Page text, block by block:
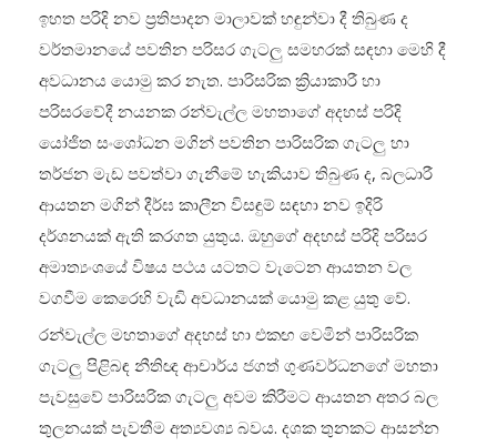
ඉහත පරිදි නව ප්‍රතිපාදන මාලාවක් හඳුන්වා දී තිබුණ ද
වර්තමානයේ පවතින පරිසර ගැටලු සමහරක් සඳහා මෙහි දී
අවධානය යොමු කර නැත. පාරිසරික ක්‍රියාකාරී හා
පරිසරවේදී නයනක රන්වැල්ල මහතාගේ අදහස් පරිදි
යෝජිත සංශෝධන මගින් පවතින පාරිසරික ගැටලු හා
තර්ජන මැඩ පවත්වා ගැනීමේ හැකියාව තිබුණ ද, බලධාරී
ආයතන මගින් දීර්ඝ කාලීන විසඳුම් සඳහා නව ඉදිරි
දර්ශනයක් ඇති කරගත යුතුය. ඔහුගේ අදහස් පරිදි පරිසර
අමාත්‍යංශයේ විෂය පථය යටතට වැටෙන ආයතන වල
වගවීම කෙරෙහි වැඩි අවධානයක් යොමු කළ යුතු වේ.
රන්වැල්ල මහතාගේ අදහස් හා එකඟ වෙමින් පාරිසරික
ගැටලු පිළිබඳ නීතිඥ ආචාර්ය ජගත් ගුණවර්ධනගේ මහතා
පැවසුවේ පාරිසරික ගැටලු අවම කිරීමට ආයතන අතර බල
තුලනයක් පැවතීම අත්‍යවශ්‍ය බවය. දශක තුනකට ආසන්න